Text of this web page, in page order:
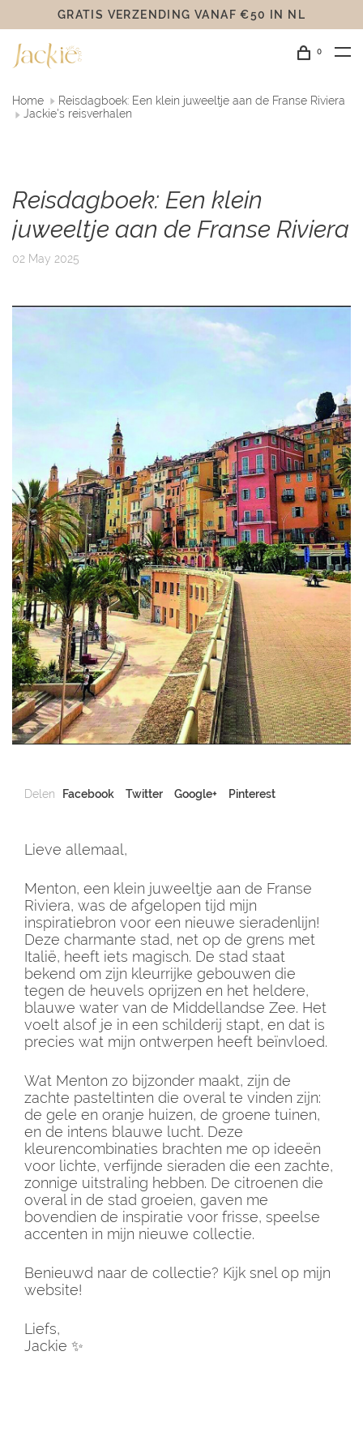
GRATIS VERZENDING VANAF €50 IN NL
0
Home
Reisdagboek: Een klein juweeltje aan de Franse Riviera
Jackie's reisverhalen
Reisdagboek: Een klein
juweeltje aan de Franse Riviera
02 May 2025
Delen Facebook Twitter Google+ Pinterest
Lieve allemaal,
Menton, een klein juweeltje aan de Franse
Riviera, was de afgelopen tijd mijn
inspiratiebron voor een nieuwe sieradenlijn!
Deze charmante stad, net op de grens met
Italië, heeft iets magisch. De stad staat
bekend om zijn kleurrijke gebouwen die
tegen de heuvels oprijzen en het heldere,
blauwe water van de Middellandse Zee. Het
voelt alsof je in een schilderij stapt, en dat is
precies wat mijn ontwerpen heeft beïnvloed.
Wat Menton zo bijzonder maakt, zijn de
zachte pasteltinten die overal te vinden zijn:
de gele en oranje huizen, de groene tuinen,
en de intens blauwe lucht. Deze
kleurencombinaties brachten me op ideeën
voor lichte, verfijnde sieraden die een zachte,
zonnige uitstraling hebben. De citroenen die
overal in de stad groeien, gaven me
bovendien de inspiratie voor frisse, speelse
accenten in mijn nieuwe collectie.
Benieuwd naar de collectie? Kijk snel op mijn
website!
Liefs,
Jackie ✨